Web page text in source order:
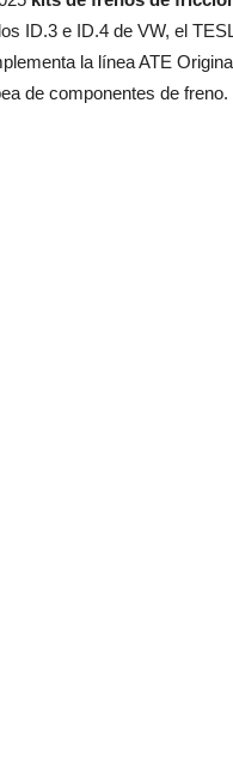
ID.3 e ID.4 de VW, el
la línea ATE
de componentes de freno.